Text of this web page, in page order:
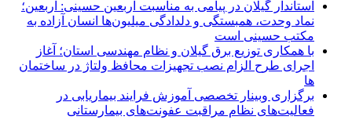
استاندار گیلان در پیامی به مناسبت اربعین حسینی: اربعین؛
نماد وحدت، همبستگی و دلدادگی میلیون‌ها انسان آزاده به
مکتب حسینی است
با همکاری توزیع برق گیلان و نظام مهندسی استان؛ آغاز
اجرای طرح الزام نصب تجهیزات محافظ ولتاژ در ساختمان
ها
برگزاری وبینار تخصصی آموزش فرایند بیماریابی در
فعالیت‌های نظام مراقبت عفونت‌های بیمارستانی